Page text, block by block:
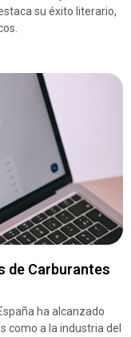
su éxito literario,
de Carburantes
ha alcanzado
como a la industria del